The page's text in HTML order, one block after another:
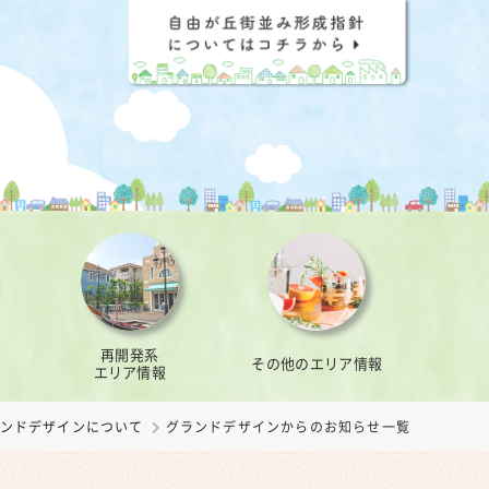
再開発系
エリア情報
その他のエリア情報
ドデザインについて グランドデザインからのお知らせ一覧